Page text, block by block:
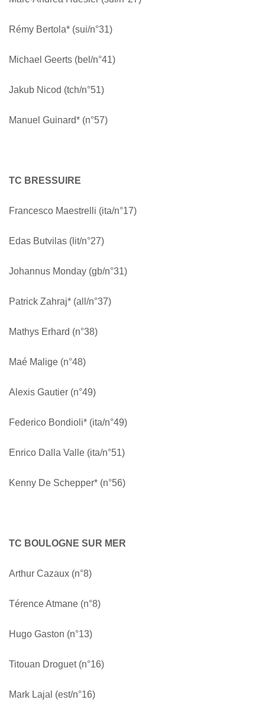
Rémy Bertola* (sui/n°31)
Michael Geerts (bel/n°41)
Jakub Nicod (tch/n°51)
Manuel Guinard* (n°57)
TC BRESSUIRE
Francesco Maestrelli (ita/n°17)
Edas Butvilas (lit/n°27)
Johannus Monday (gb/n°31)
Patrick Zahraj* (all/n°37)
Mathys Erhard (n°38)
Maé Malige (n°48)
Alexis Gautier (n°49)
Federico Bondioli* (ita/n°49)
Enrico Dalla Valle (ita/n°51)
Kenny De Schepper* (n°56)
TC BOULOGNE SUR MER
Arthur Cazaux (n°8)
Térence Atmane (n°8)
Hugo Gaston (n°13)
Titouan Droguet (n°16)
Mark Lajal (est/n°16)